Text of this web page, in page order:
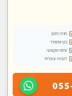
חניה חינם
נקי ומסודר
עיסוי מקצועי
דוברת עיברית